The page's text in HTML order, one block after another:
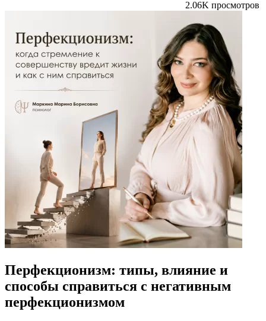
2.06K просмотров
Перфекционизм: типы, влияние и
способы справиться с негативным
перфекционизмом